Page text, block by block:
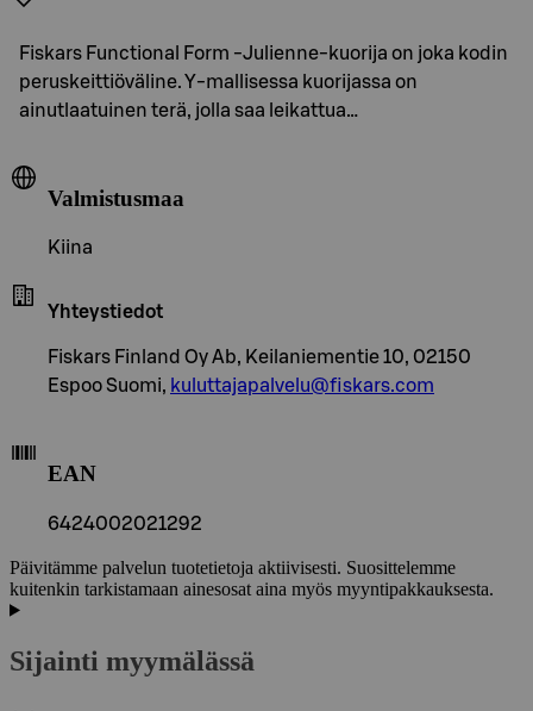
Fiskars Functional Form -Julienne-kuorija on joka kodin
peruskeittiöväline. Y-mallisessa kuorijassa on
ainutlaatuinen terä, jolla saa leikattua…
Valmistusmaa
Kiina
Yhteystiedot
Fiskars Finland Oy Ab, Keilaniementie 10, 02150
Espoo Suomi, kuluttajapalvelu@fiskars.com
EAN
6424002021292
Päivitämme palvelun tuotetietoja aktiivisesti. Suosittelemme
kuitenkin tarkistamaan ainesosat aina myös myyntipakkauksesta.
Sijainti myymälässä